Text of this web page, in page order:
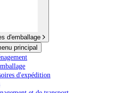
d'emballage
principal
d'expédition